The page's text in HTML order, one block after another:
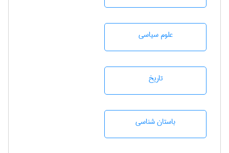
علوم سياسی
تاريخ
باستان شناسی